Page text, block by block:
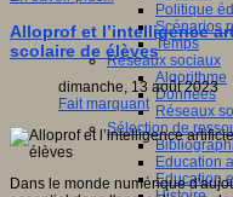
Politique
Scénarios
Temps
Réseaux sociaux
Algorithme
Données
Réseaux
Sélection de
Education
Education
Alloprof et l’intelligence
scolaire de élèves
dimanche, 13 août 2023
Fait marquant
Dans le monde numérique